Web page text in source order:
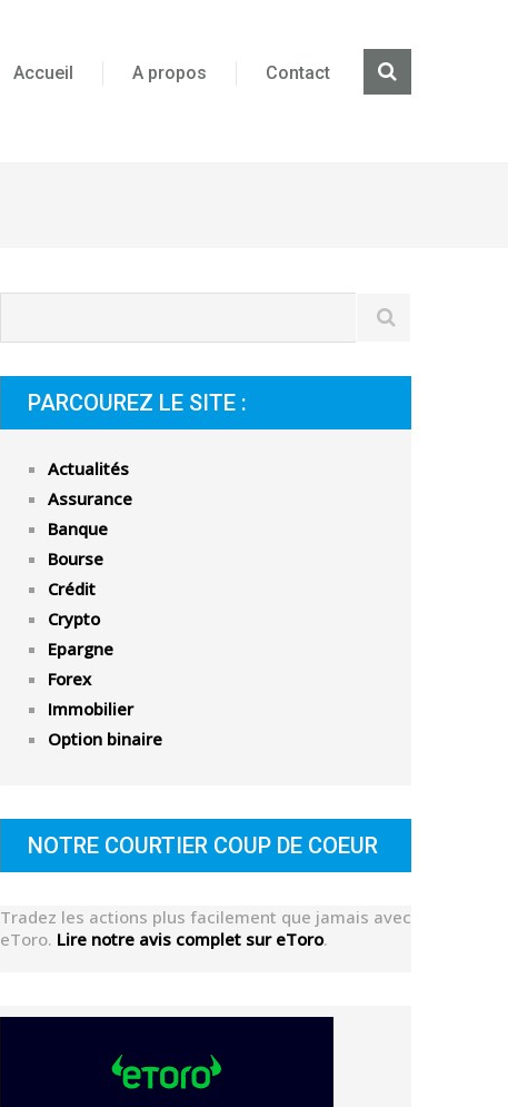
Accueil A propos Contact
PARCOUREZ LE SITE :
Actualités
Assurance
Banque
Bourse
Crédit
Crypto
Epargne
Forex
Immobilier
Option binaire
NOTRE COURTIER COUP DE COEUR
Tradez les actions plus facilement que jamais avec
eToro. Lire notre avis complet sur eToro.